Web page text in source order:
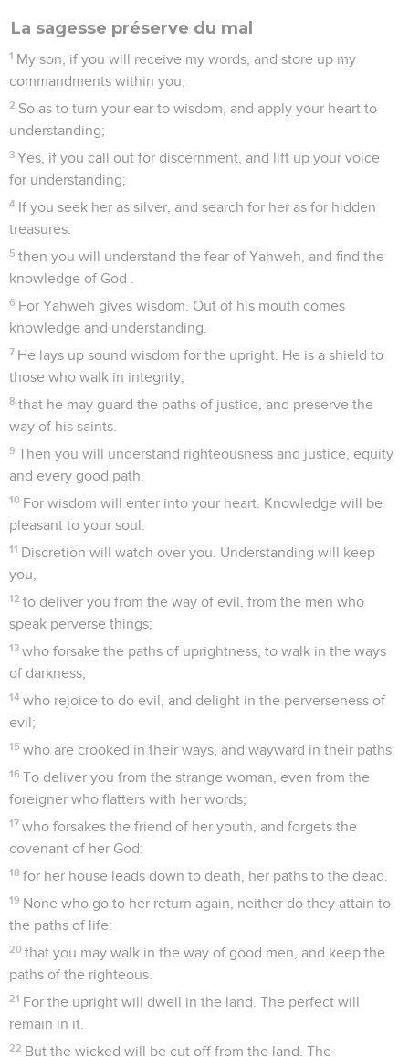
La sagesse préserve du mal
1 My son, if you will receive my words, and store up my
commandments within you;
2 So as to turn your ear to wisdom, and apply your heart to
understanding;
3 Yes, if you call out for discernment, and lift up your voice
for understanding;
4 If you seek her as silver, and search for her as for hidden
treasures:
5 then you will understand the fear of Yahweh, and find the
knowledge of God .
6 For Yahweh gives wisdom. Out of his mouth comes
knowledge and understanding.
7 He lays up sound wisdom for the upright. He is a shield to
those who walk in integrity;
8 that he may guard the paths of justice, and preserve the
way of his saints.
9 Then you will understand righteousness and justice, equity
and every good path.
10 For wisdom will enter into your heart. Knowledge will be
pleasant to your soul.
11 Discretion will watch over you. Understanding will keep
you,
12 to deliver you from the way of evil, from the men who
speak perverse things;
13 who forsake the paths of uprightness, to walk in the ways
of darkness;
14 who rejoice to do evil, and delight in the perverseness of
evil;
15 who are crooked in their ways, and wayward in their paths:
16 To deliver you from the strange woman, even from the
foreigner who flatters with her words;
17 who forsakes the friend of her youth, and forgets the
covenant of her God:
18 for her house leads down to death, her paths to the dead.
19 None who go to her return again, neither do they attain to
the paths of life:
20 that you may walk in the way of good men, and keep the
paths of the righteous.
21 For the upright will dwell in the land. The perfect will
remain in it.
22 But the wicked will be cut off from the land. The